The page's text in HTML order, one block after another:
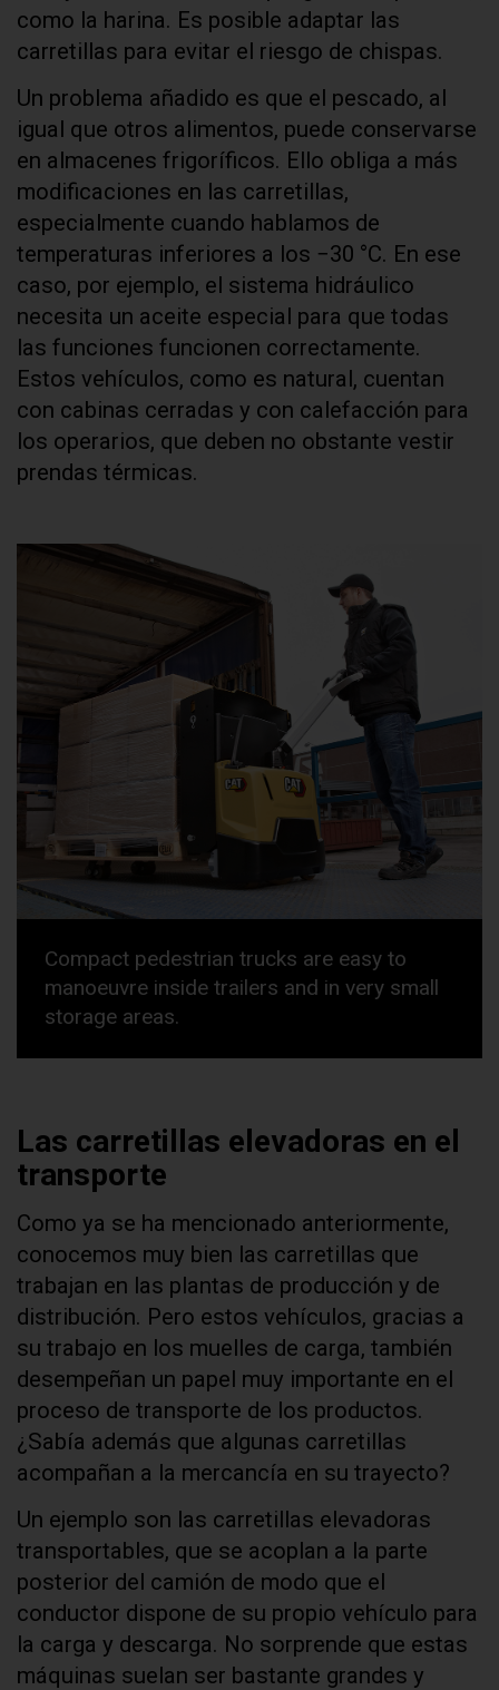
como la harina. Es posible adaptar las
carretillas para evitar el riesgo de chispas.
Un problema añadido es que el pescado, al
igual que otros alimentos, puede conservarse
en almacenes frigoríficos. Ello obliga a más
modificaciones en las carretillas,
especialmente cuando hablamos de
temperaturas inferiores a los −30 °C. En ese
caso, por ejemplo, el sistema hidráulico
necesita un aceite especial para que todas
las funciones funcionen correctamente.
Estos vehículos, como es natural, cuentan
con cabinas cerradas y con calefacción para
los operarios, que deben no obstante vestir
prendas térmicas.
Compact pedestrian trucks are easy to
manoeuvre inside trailers and in very small
storage areas.
Las carretillas elevadoras en el
transporte
Como ya se ha mencionado anteriormente,
conocemos muy bien las carretillas que
trabajan en las plantas de producción y de
distribución. Pero estos vehículos, gracias a
su trabajo en los muelles de carga, también
desempeñan un papel muy importante en el
proceso de transporte de los productos.
¿Sabía además que algunas carretillas
acompañan a la mercancía en su trayecto?
Un ejemplo son las carretillas elevadoras
transportables, que se acoplan a la parte
posterior del camión de modo que el
conductor dispone de su propio vehículo para
la carga y descarga. No sorprende que estas
máquinas suelan ser bastante grandes y